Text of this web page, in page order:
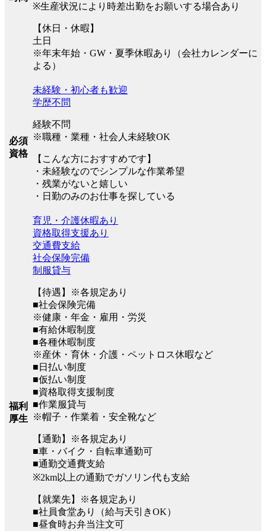
※生産状況により時差出勤をお願いする場合あり
【休日・休暇】
土日
※年末年始・GW・夏季休暇あり（会社カレンダーに
よる）
必須
資格
未経験・初心者も歓迎
学歴不問
経験不問
※職種・業種・社会人未経験OK
【こんな方におすすめです】
・未経験なのでシンプルな作業希望
・残業がないと嬉しい
・日勤のみのお仕事を探している
福利
厚生
育児・介護休暇あり
資格取得支援あり
交通費支給
社会保険完備
制服貸与
【待遇】※各規定あり
■社会保険完備
※健康・年金・雇用・労災
■有給休暇制度
■各種休暇制度
※産休・育休・介護・ペットロス休暇など
■日払い制度
■仮払い制度
■資格取得支援制度
■作業服貸与
※帽子・作業着・安全靴など
【通勤】※各規定あり
■車・バイク・自転車通勤可
■通勤交通費支給
※2km以上の通勤でガソリン代も支給
【就業先】※各規定あり
■社員食堂あり（給与天引きOK）
■昼食時お弁当注文可